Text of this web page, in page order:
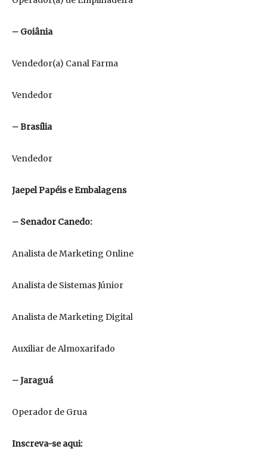
– Goiânia
Vendedor(a) Canal Farma
Vendedor
– Brasília
Vendedor
Jaepel Papéis e Embalagens
– Senador Canedo:
Analista de Marketing Online
Analista de Sistemas Júnior
Analista de Marketing Digital
Auxiliar de Almoxarifado
– Jaraguá
Operador de Grua
Inscreva-se aqui: